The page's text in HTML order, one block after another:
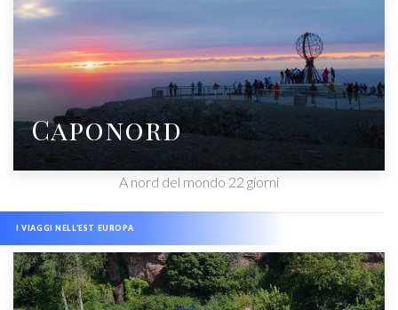
Caponord
A nord del mondo 22 giorni
I VIAGGI NELL’EST EUROPA